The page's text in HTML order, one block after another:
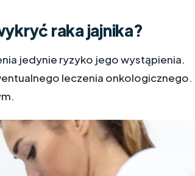
raka jajnika?
jedynie ryzyko jego wystąpienia.
leczenia onkologicznego.